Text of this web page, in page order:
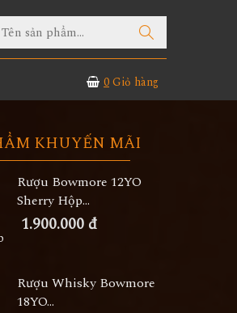
0Giỏ hàng
KHUYẾN MÃI
Rượu Bowmore 12YO
Sherry Hộp...
1.900.000 đ
Rượu Whisky Bowmore
18YO...